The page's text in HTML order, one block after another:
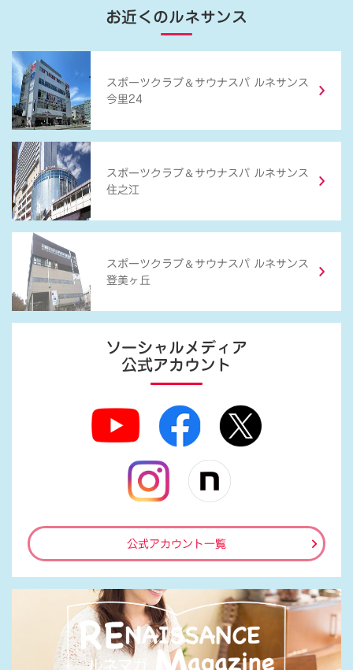
お近くのルネサンス
スポーツクラブ ＆ サウナスパ ルネサンス
今里24
スポーツクラブ ＆ サウナスパ ルネサンス
住之江
スポーツクラブ ＆ サウナスパ ルネサンス
登美ヶ丘
ソーシャルメディア
公式アカウント
公式アカウント一覧